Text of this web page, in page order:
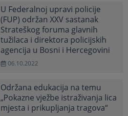
U Federalnoj upravi policije
(FUP) održan XXV sastanak
Strateškog foruma glavnih
tužilaca i direktora policijskih
agencija u Bosni i Hercegovini
06.10.2022
Održana edukacija na temu
„Pokazne vježbe istraživanja lica
mjesta i prikupljanja tragova“